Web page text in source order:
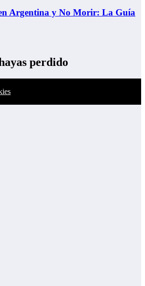
Argentina y No Morir: La Guía
perdido